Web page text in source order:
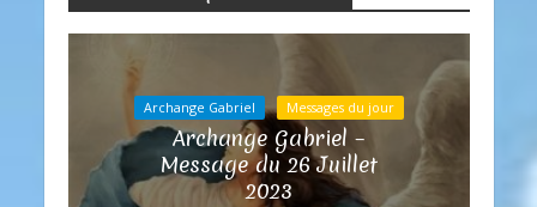
Archange Gabriel Messages du jour
Archange Gabriel –
Message du 26 Juillet
2023